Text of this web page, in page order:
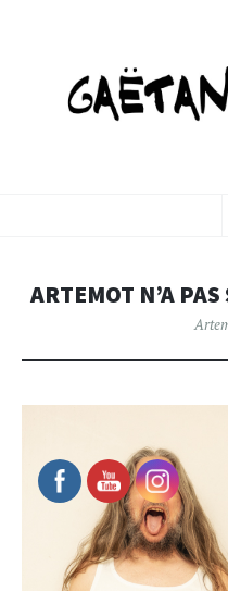
ARTEMOT N’A